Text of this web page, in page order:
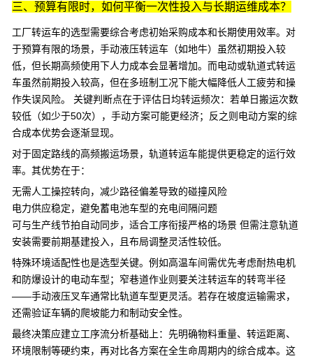
三、预算有限时，如何平衡一次性投入与长期运维成本？
工厂转运车的选型需要综合考虑初始采购成本和长期使用效率。对
于预算有限的场景， 手动液压转运车 （如地牛）虽然初期投入较
低，但长期高频使用下人力成本会显著增加。而电动或轨道式转运
车虽然前期投入较高，但在多班制工况下能大幅降低人工疲劳和操
作失误风险。 关键判断点在于评估日均转运频次：若单日搬运次数
较低（如少于50次），手动方案可能更经济；反之则电动方案的综
合成本优势会逐渐显现。
对于固定路线的高频搬运场景， 轨道转运车能提供更稳定的运行效
率。其优势在于：
无需人工操控转向，减少路径偏差导致的碰撞风险
电力供应稳定，避免蓄电池车型的充电间隔问题
可与生产线节拍自动同步，适合工序衔接严格的场景 但需注意轨道
安装需要前期基建投入，且布局调整灵活性较低。
特殊环境适配性也是选型关键。例如高温车间需优先考虑耐热电机
和防爆设计的电动车型；窄巷道作业则要关注转运车的转弯半径
——手动液压叉车通常比轨道车型更灵活。若存在坡度运输需求，
还需验证车辆的爬坡能力和制动安全性。
最终决策应建立工序流分析基础上：先明确物料重量、转运距离、
环境限制等硬约束，再对比各方案在全生命周期内的综合成本。这